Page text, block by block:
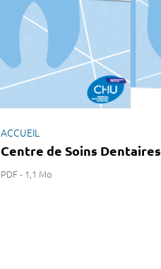
ACCUEIL
Centre de Soins Dentaires
PDF - 1,1 Mo